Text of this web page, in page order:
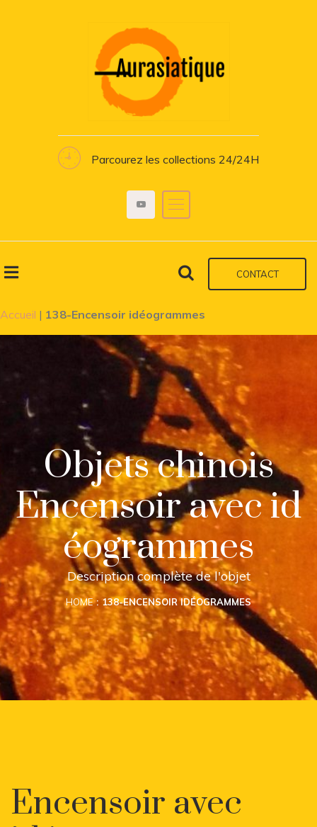
Parcourez les collections 24/24H
CONTACT
Accueil | 138-Encensoir idéogrammes
Objets chinois
Encensoir avec id
éogrammes
Description complète de l'objet
HOME 138-ENCENSOIR IDÉOGRAMMES
Encensoir avec